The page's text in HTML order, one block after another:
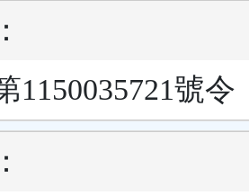
1150035721號令